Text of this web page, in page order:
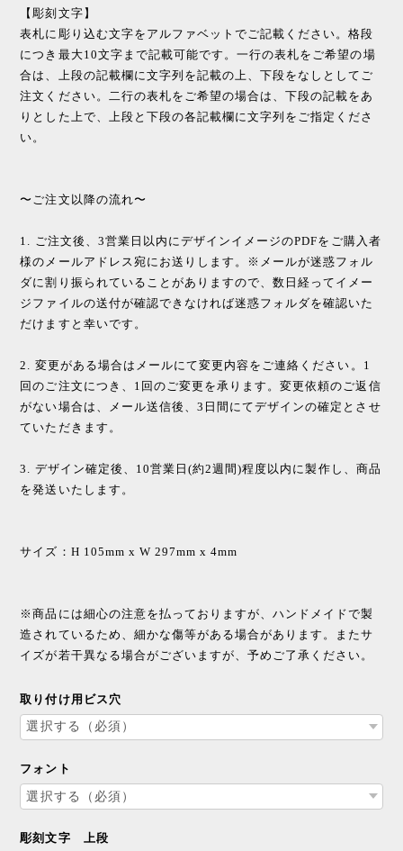
【彫刻文字】
表札に彫り込む文字をアルファベットでご記載ください。格段
につき最大10文字まで記載可能です。一行の表札をご希望の場
合は、上段の記載欄に文字列を記載の上、下段をなしとしてご
注文ください。二行の表札をご希望の場合は、下段の記載をあ
りとした上で、上段と下段の各記載欄に文字列をご指定くださ
い。
〜ご注文以降の流れ〜
1. ご注文後、3営業日以内にデザインイメージのPDFをご購入者
様のメールアドレス宛にお送りします。※メールが迷惑フォル
ダに割り振られていることがありますので、数日経ってイメー
ジファイルの送付が確認できなければ迷惑フォルダを確認いた
だけますと幸いです。
2. 変更がある場合はメールにて変更内容をご連絡ください。1
回のご注文につき、1回のご変更を承ります。変更依頼のご返信
がない場合は、メール送信後、3日間にてデザインの確定とさせ
ていただきます。
3. デザイン確定後、10営業日(約2週間)程度以内に製作し、商品
を発送いたします。
サイズ：H 105mm x W 297mm x 4mm
※商品には細心の注意を払っておりますが、ハンドメイドで製
造されているため、細かな傷等がある場合があります。またサ
イズが若干異なる場合がございますが、予めご了承ください。
取り付け用ビス穴
フォント
彫刻文字 上段